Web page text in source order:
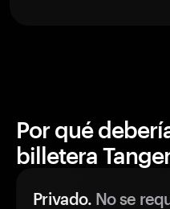
Por qué
billetera
Privado. No se